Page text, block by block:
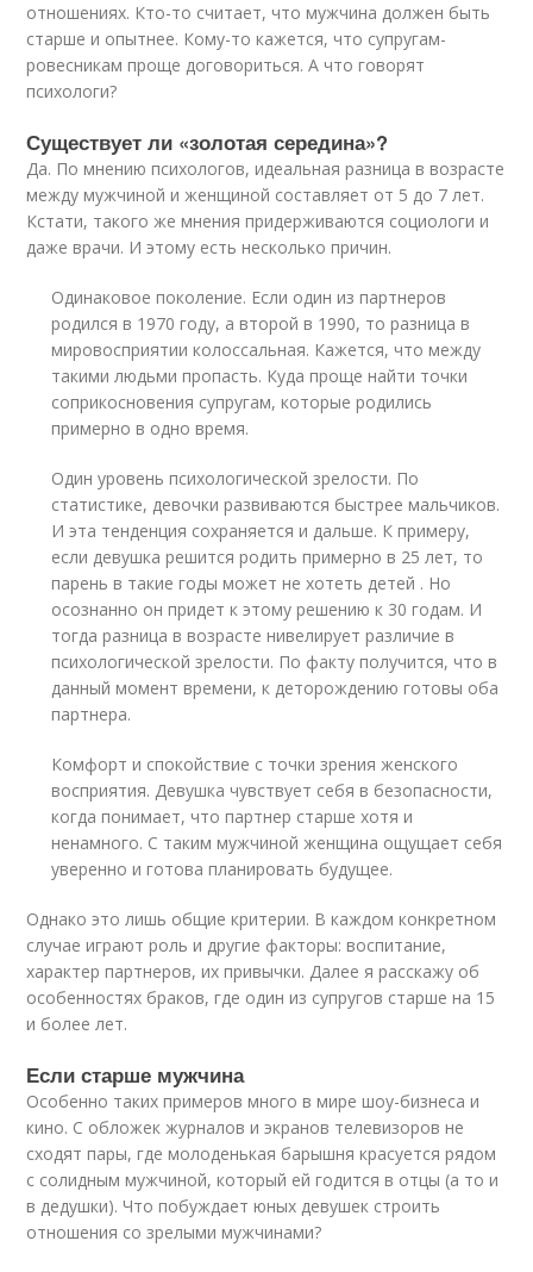
отношениях. Кто-то считает, что мужчина должен быть
старше и опытнее. Кому-то кажется, что супругам-
ровесникам проще договориться. А что говорят
психологи?
Существует ли «золотая середина»?
Да. По мнению психологов, идеальная разница в возрасте
между мужчиной и женщиной составляет от 5 до 7 лет.
Кстати, такого же мнения придерживаются социологи и
даже врачи. И этому есть несколько причин.
Одинаковое поколение. Если один из партнеров
родился в 1970 году, а второй в 1990, то разница в
мировосприятии колоссальная. Кажется, что между
такими людьми пропасть. Куда проще найти точки
соприкосновения супругам, которые родились
примерно в одно время.
Один уровень психологической зрелости. По
статистике, девочки развиваются быстрее мальчиков.
И эта тенденция сохраняется и дальше. К примеру,
если девушка решится родить примерно в 25 лет, то
парень в такие годы может не хотеть детей . Но
осознанно он придет к этому решению к 30 годам. И
тогда разница в возрасте нивелирует различие в
психологической зрелости. По факту получится, что в
данный момент времени, к деторождению готовы оба
партнера.
Комфорт и спокойствие с точки зрения женского
восприятия. Девушка чувствует себя в безопасности,
когда понимает, что партнер старше хотя и
ненамного. С таким мужчиной женщина ощущает себя
уверенно и готова планировать будущее.
Однако это лишь общие критерии. В каждом конкретном
случае играют роль и другие факторы: воспитание,
характер партнеров, их привычки. Далее я расскажу об
особенностях браков, где один из супругов старше на 15
и более лет.
Если старше мужчина
Особенно таких примеров много в мире шоу-бизнеса и
кино. С обложек журналов и экранов телевизоров не
сходят пары, где молоденькая барышня красуется рядом
с солидным мужчиной, который ей годится в отцы (а то и
в дедушки). Что побуждает юных девушек строить
отношения со зрелыми мужчинами?